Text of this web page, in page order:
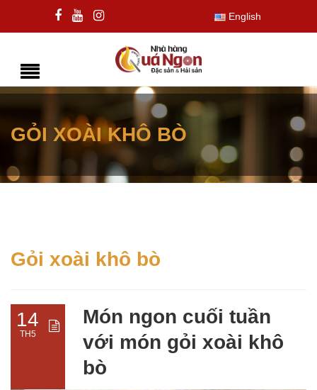
English
GỎI XOÀI KHÔ BÒ
Gỏi xoài khô bò
14
TH5
Món ngon cuối tuần
với món gỏi xoài khô
bò